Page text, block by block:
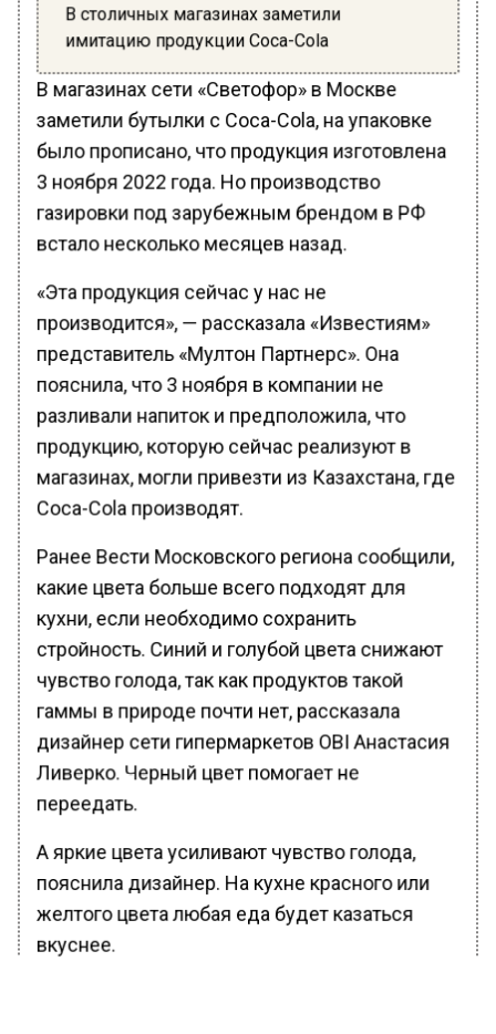
В столичных магазинах заметили
имитацию продукции Coca-Cola
В магазинах сети «Светофор» в Москве
заметили бутылки с Coca-Cola, на упаковке
было прописано, что продукция изготовлена
3 ноября 2022 года. Но производство
газировки под зарубежным брендом в РФ
встало несколько месяцев назад.
«Эта продукция сейчас у нас не
производится», — рассказала «Известиям»
представитель «Мултон Партнерс». Она
пояснила, что 3 ноября в компании не
разливали напиток и предположила, что
продукцию, которую сейчас реализуют в
магазинах, могли привезти из Казахстана, где
Coca-Cola производят.
Ранее Вести Московского региона сообщили,
какие цвета больше всего подходят для
кухни, если необходимо сохранить
стройность. Синий и голубой цвета снижают
чувство голода, так как продуктов такой
гаммы в природе почти нет, рассказала
дизайнер сети гипермаркетов OBI Анастасия
Ливерко. Черный цвет помогает не
переедать.
А яркие цвета усиливают чувство голода,
пояснила дизайнер. На кухне красного или
желтого цвета любая еда будет казаться
вкуснее.